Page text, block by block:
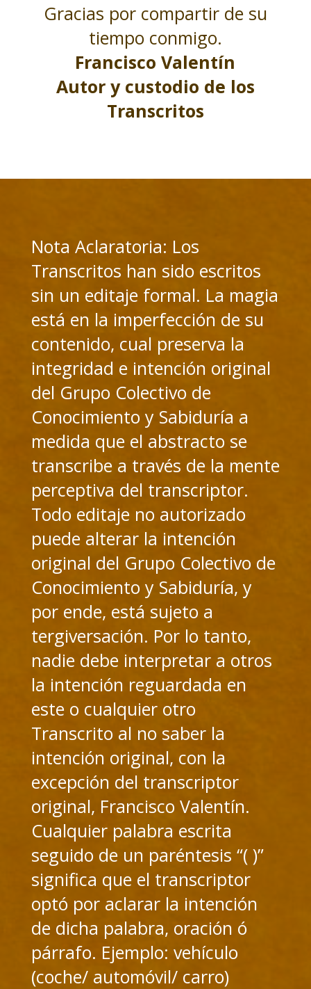
Gracias por compartir de su
tiempo conmigo.
Francisco Valentín
Autor y custodio de los
Transcritos
Nota Aclaratoria: Los
Transcritos han sido escritos
sin un editaje formal. La magia
está en la imperfección de su
contenido, cual preserva la
integridad e intención original
del Grupo Colectivo de
Conocimiento y Sabiduría a
medida que el abstracto se
transcribe a través de la mente
perceptiva del transcriptor.
Todo editaje no autorizado
puede alterar la intención
original del Grupo Colectivo de
Conocimiento y Sabiduría, y
por ende, está sujeto a
tergiversación. Por lo tanto,
nadie debe interpretar a otros
la intención reguardada en
este o cualquier otro
Transcrito al no saber la
intención original, con la
excepción del transcriptor
original, Francisco Valentín.
Cualquier palabra escrita
seguido de un paréntesis “( )”
significa que el transcriptor
optó por aclarar la intención
de dicha palabra, oración ó
párrafo. Ejemplo: vehículo
(coche/ automóvil/ carro)